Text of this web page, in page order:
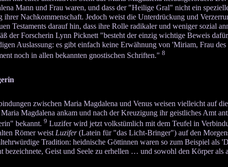
Mann und Frau waren, und dass der "Heilige Gral" nicht ein
ihrer Nachkommenschaft. Jedoch weist die Unterdrückung und
Testaments darauf hin, dass ihre Rolle radikaler und weniger sozial
der Forscherin Lynn Picknett "besteht der einzig wichtige Beweis
Auslassung: es gibt einfach keine Erwähnung von 'Miriam, Frau des
noch in allen bekannten gnostischen Schriften." 8
zwischen Maria Magdalena und Venus weisen vielleicht auf
Magdalena ankam und nach der Kreuzigung ihr geistliches Amt
bekannt. 9 Luzifer wird jetzt volkstümlich mit dem Teufel in
Römer weistLuzifer(Latein für "das Licht-Bringer") auf den
Tradition: heidnische Göttinnen waren so zum Beispiel als
bezeichnete, Geist und Seele zu erhellen … und sowohl den Körper als